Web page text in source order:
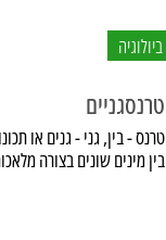
ביולוגיה
טרנסגניים
טרנס - בין, גני - גנים או
בין מינים שונים בצורה